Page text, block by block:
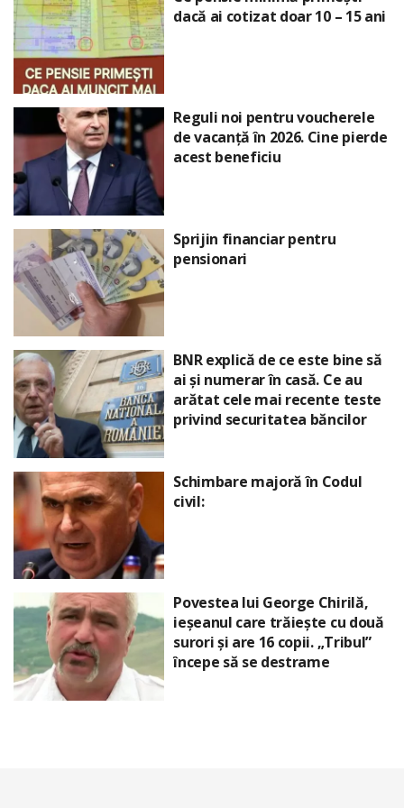
dacă ai cotizat doar 10 – 15 ani
Reguli noi pentru voucherele
de vacanță în 2026. Cine pierde
acest beneficiu
Sprijin financiar pentru
pensionari
BNR explică de ce este bine să
ai și numerar în casă. Ce au
arătat cele mai recente teste
privind securitatea băncilor
Schimbare majoră în Codul
civil:
Povestea lui George Chirilă,
ieșeanul care trăiește cu două
surori și are 16 copii. „Tribul”
începe să se destrame